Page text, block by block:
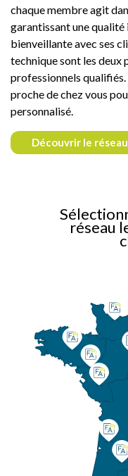
chaque membre agit
garantissant une
bienveillante avec ses
technique sont les deux
professionnels qualifiés.
proche de chez vous
personnalisé.
Découvrir le réseau
réseau